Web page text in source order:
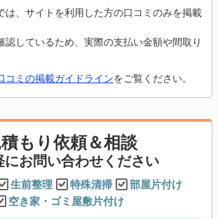
は、サイトを利用した方の口コミのみを掲載
認しているため、実際の支払い金額や間取り
コミの掲載ガイドラインをご覧ください。
積もり依頼＆相談
にお問い合わせください
生前整理 特殊清掃
部屋片付け
空き家・ゴミ屋敷片付け